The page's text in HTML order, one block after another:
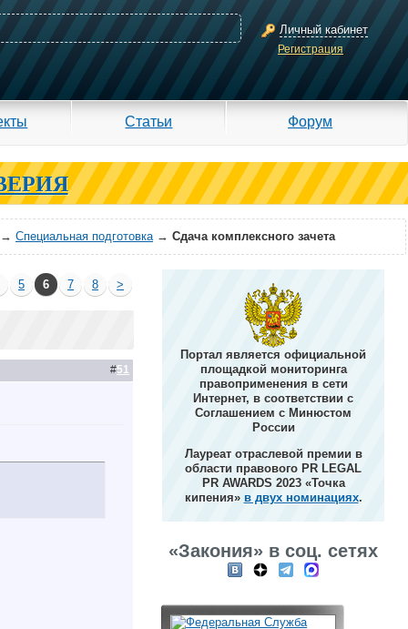
Личный кабинет
Регистрация
Статьи Форум
Специальная подготовка→ Сдача комплексного зачета
5 6 7 8 >
#51
Портал является официальной
площадкой мониторинга
правоприменения в сети
Интернет, в соответствии с
Соглашением с Минюстом
России
Лауреат отраслевой премии в
области правового PR LEGAL
PR AWARDS 2023 «Точка
кипения» в двух номинациях.
«Закония» в соц. сетях